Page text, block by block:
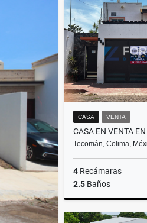
CASA VENTA
Tecomán, Colima,
4 Recámaras
2.5 Baños